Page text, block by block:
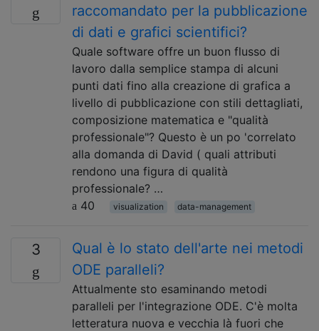
raccomandato per la pubblicazione
di dati e grafici scientifici?
Quale software offre un buon flusso di
lavoro dalla semplice stampa di alcuni
punti dati fino alla creazione di grafica a
livello di pubblicazione con stili dettagliati,
composizione matematica e "qualità
professionale"? Questo è un po 'correlato
alla domanda di David ( quali attributi
rendono una figura di qualità
professionale? …
40
visualization data-management
3
Qual è lo stato dell'arte nei metodi
ODE paralleli?
Attualmente sto esaminando metodi
paralleli per l'integrazione ODE. C'è molta
letteratura nuova e vecchia là fuori che